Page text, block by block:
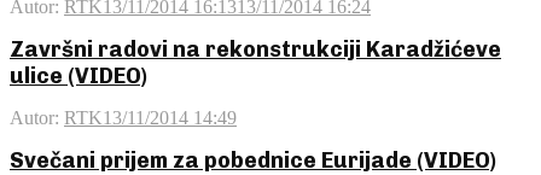
Autor: RTK13/11/2014 16:1313/11/2014 16:24
Završni radovi na rekonstrukciji Karadžićeve
ulice (VIDEO)
Autor: RTK13/11/2014 14:49
Svečani prijem za pobednice Eurijade (VIDEO)